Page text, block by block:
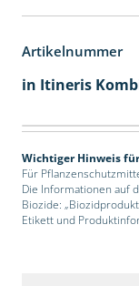
Artikelnummer
in Itineris
Wichtiger Hinweis
Für
Die Informationen auf
Biozide:
Etikett und